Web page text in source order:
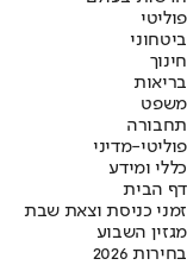
פוליטי
ביטחוני
חינוך
בריאות
משפט
תחבורה
פוליטי-מדיני
כללי ומידע
דף הבית
זמני כניסת וצאת שבת
מגזין השבוע
בחירות 2026